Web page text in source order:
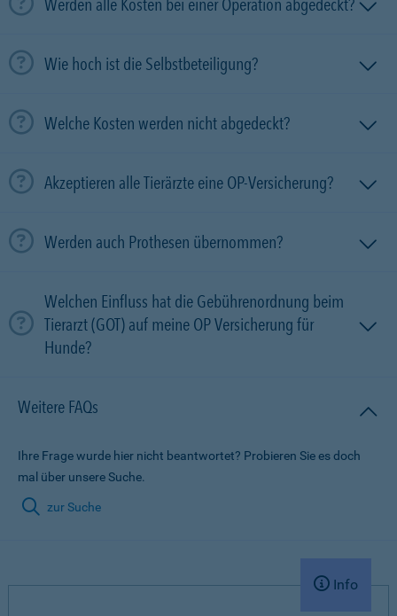
Werden alle Kosten bei einer Operation abgedeckt?
Wie hoch ist die Selbstbeteiligung?
Welche Kosten werden nicht abgedeckt?
Akzeptieren alle Tierärzte eine OP-Versicherung?
Werden auch Prothesen übernommen?
Welchen Einfluss hat die Gebührenordnung beim
Tierarzt (GOT) auf meine OP Versicherung für
Hunde?
Weitere FAQs
Ihre Frage wurde hier nicht beantwortet? Probieren Sie es doch
mal über unsere Suche.
zur Suche
Info